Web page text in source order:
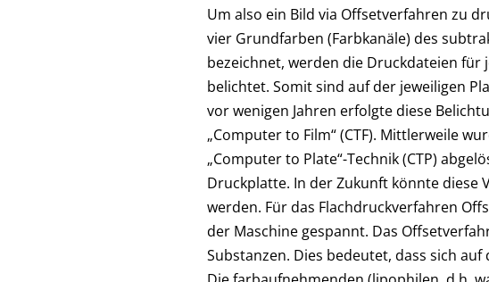
Um also ein Bild via Offsetverfahren zu
vier Grundfarben (Farbkanäle) des
bezeichnet, werden die Druckdateien
belichtet. Somit sind auf der jeweiligen
vor wenigen Jahren erfolgte diese
„Computer to Film“ (CTF). Mittlerweile
„Computer to Plate“-Technik (CTP)
Druckplatte. In der Zukunft könnte diese
werden. Für das Flachdruckverfahren
der Maschine gespannt. Das
Substanzen. Dies bedeutet, dass sich